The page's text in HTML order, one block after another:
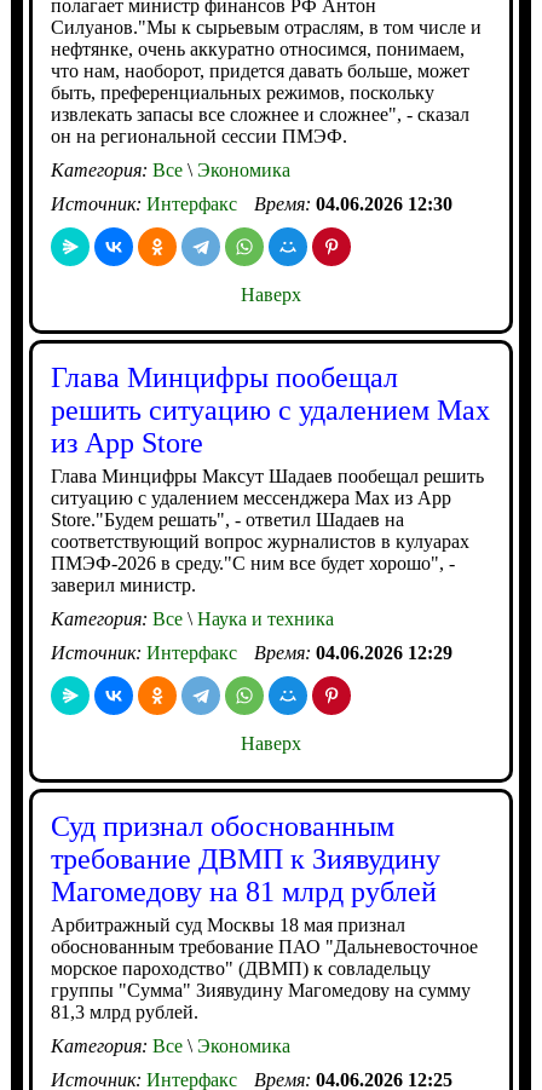
полагает министр финансов РФ Антон
Силуанов."Мы к сырьевым отраслям, в том числе и
нефтянке, очень аккуратно относимся, понимаем,
что нам, наоборот, придется давать больше, может
быть, преференциальных режимов, поскольку
извлекать запасы все сложнее и сложнее", - сказал
он на региональной сессии ПМЭФ.
Категория: Все\Экономика
Источник: Интерфакс Время: 04.06.2026 12:30
Наверх
Глава Минцифры пообещал
решить ситуацию с удалением Max
из App Store
Глава Минцифры Максут Шадаев пообещал решить
ситуацию с удалением мессенджера Max из App
Store."Будем решать", - ответил Шадаев на
соответствующий вопрос журналистов в кулуарах
ПМЭФ-2026 в среду."С ним все будет хорошо", -
заверил министр.
Категория: Все\Наука и техника
Источник: Интерфакс Время: 04.06.2026 12:29
Наверх
Суд признал обоснованным
требование ДВМП к Зиявудину
Магомедову на 81 млрд рублей
Арбитражный суд Москвы 18 мая признал
обоснованным требование ПАО "Дальневосточное
морское пароходство" (ДВМП) к совладельцу
группы "Сумма" Зиявудину Магомедову на сумму
81,3 млрд рублей.
Категория: Все\Экономика
Источник: Интерфакс Время: 04.06.2026 12:25